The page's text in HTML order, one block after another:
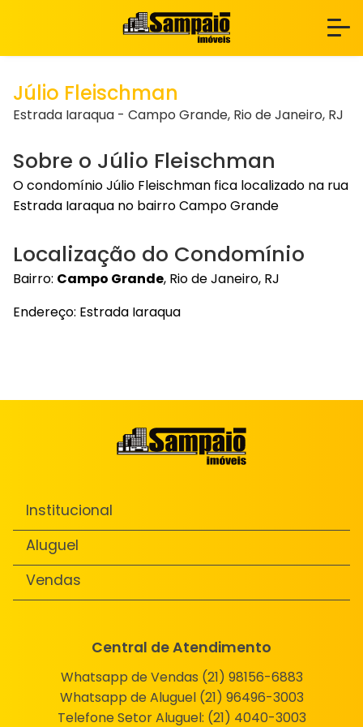
Júlio Fleischman
Estrada Iaraqua - Campo Grande, Rio de Janeiro, RJ
Sobre o Júlio Fleischman
O condomínio Júlio Fleischman fica localizado na rua
Estrada Iaraqua no bairro Campo Grande
Localização do Condomínio
Bairro: Campo Grande, Rio de Janeiro, RJ
Endereço: Estrada Iaraqua
Institucional
Aluguel
Vendas
Central de Atendimento
Whatsapp de Vendas (21) 98156-6883
Whatsapp de Aluguel (21) 96496-3003
Telefone Setor Aluguel: (21) 4040-3003